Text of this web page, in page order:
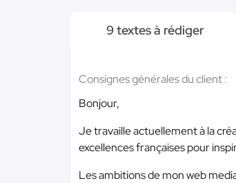
9 textes à rédiger
Consignes générales du client :
Bonjour,
Je travaille actuellement à la
excellences françaises pour
Les ambitions de mon web